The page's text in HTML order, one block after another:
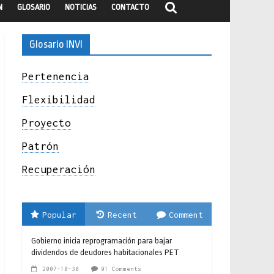
GLOSARIO NOTICIAS CONTACTO
Glosario INVI
Pertenencia
Flexibilidad
Proyecto
Patrón
Recuperación
Popular Recent Comment
Gobierno inicia reprogramación para bajar
dividendos de deudores habitacionales PET
2007-10-30 91 Comments